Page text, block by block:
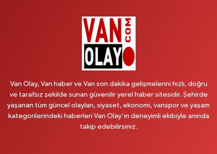
Yol Tarifi Al
Vanyolu Mahallesi, Kara Yusuf Bey Caddesi No:99 B Erciş Van
0 (432) 351 02 96 Yol Tarifi Al
Koç Eczanesi
Van Olay, Van haber ve Van son dakika gelişmelerini hızlı, doğru
ve tarafsız şekilde sunan güvenilir yerel haber sitesidir. Şehirde
yaşanan tüm güncel olayları, siyaset, ekonomi, vanspor ve yaşam
kategorilerindeki haberleri Van Olay’ın deneyimli ekibiyle anında
takip edebilirsiniz.